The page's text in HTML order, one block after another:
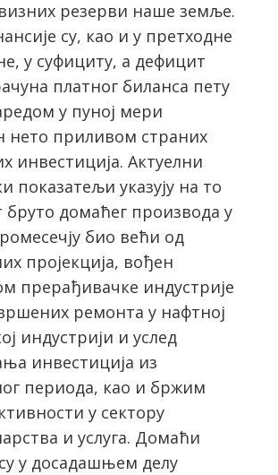
резерви наше земље.
су, као и у претходне
у суфициту, а дефицит
платног биланса пету
у пуној мери
нето приливом страних
инвестиција. Актуелни
показатељи указују на то
бруто домаћег производа у
био већи од
пројекција, вођен
прерађивачке индустрије
ремонта у нафтној
индустрији и услед
инвестиција из
периода, као и бржим
у сектору
и услуга. Домаћи
у досадашњем делу